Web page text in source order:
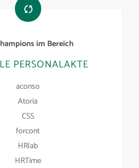
im Bereich
PERSONALAKTE
aconso
Atoria
CSS
forcont
HRlab
HRTime